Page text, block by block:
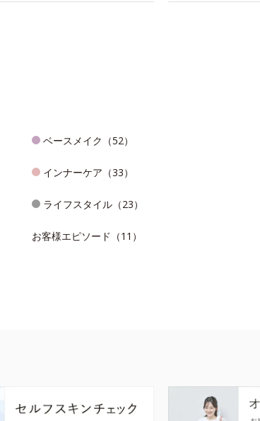
ベースメイク（52）
インナーケア（33）
ライフスタイル（23）
お客様エピソード（11）